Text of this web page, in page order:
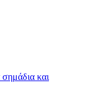
και